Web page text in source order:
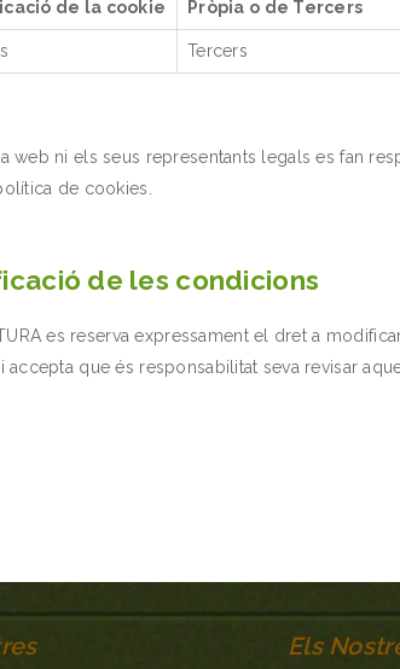
de la cookie Pròpia o de Tercers
Tercers
web ni els seus representants legals es fan
de cookies.
de les condicions
es reserva expressament el dret a
accepta que és responsabilitat seva revisar
Els